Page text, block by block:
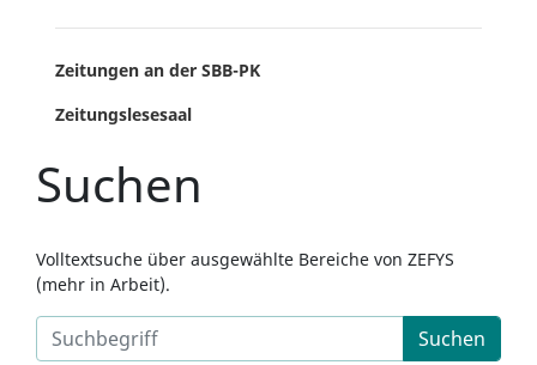
Zeitungen an der SBB-PK
Zeitungslesesaal
Suchen
Volltextsuche über ausgewählte Bereiche von ZEFYS
(mehr in Arbeit).
Suchen